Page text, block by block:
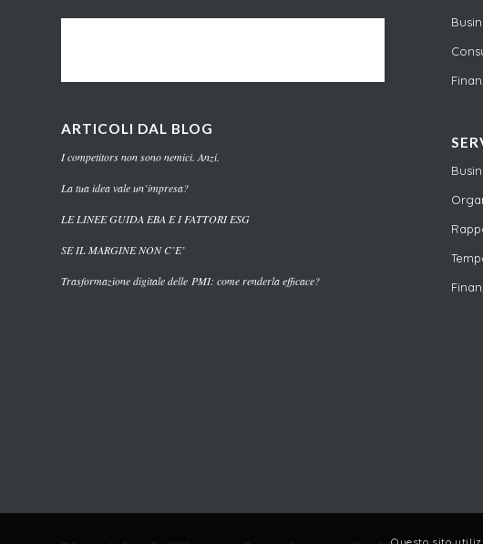
ARTICOLI DAL BLOG
I competitors non sono nemici. Anzi.
La tua idea vale un’impresa?
LE LINEE GUIDA EBA E I FATTORI ESG
SE IL MARGINE NON C’E’
Trasformazione digitale delle PMI: come renderla efficace?